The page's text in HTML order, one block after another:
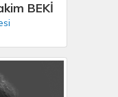
BEKİ